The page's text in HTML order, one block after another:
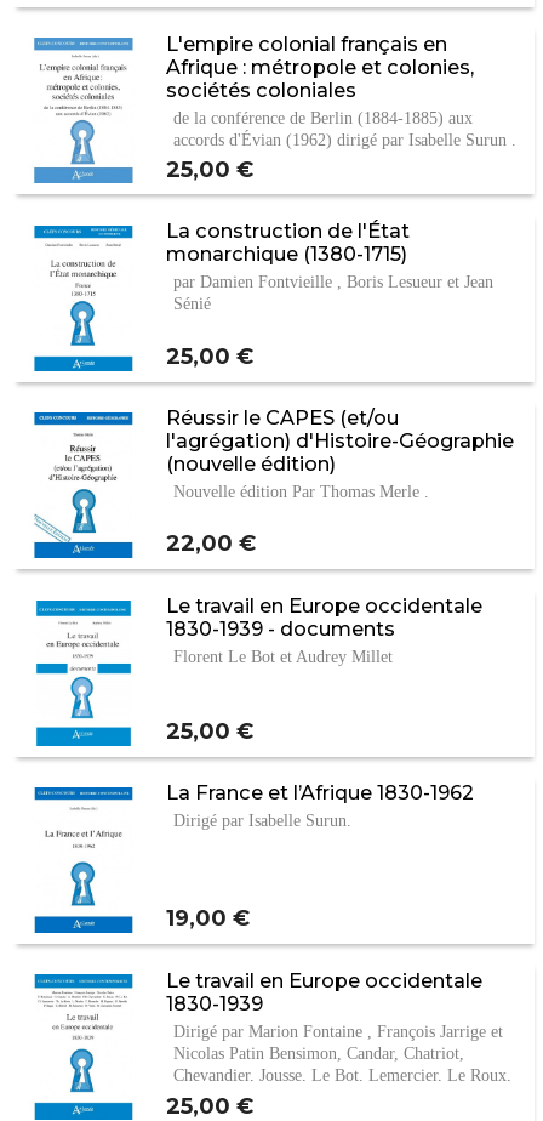
L'empire colonial français en
Afrique : métropole et colonies,
sociétés coloniales
de la conférence de Berlin (1884-1885) aux
accords d'Évian (1962) dirigé par Isabelle Surun .
Prix
25,00 €
La construction de l'État
monarchique (1380-1715)
par Damien Fontvieille , Boris Lesueur et Jean
Sénié
Prix
25,00 €
Réussir le CAPES (et/ou
l'agrégation) d'Histoire-Géographie
(nouvelle édition)
Nouvelle édition Par Thomas Merle .
Prix
22,00 €
Le travail en Europe occidentale
1830-1939 - documents
Florent Le Bot et Audrey Millet
Prix
25,00 €
La France et l’Afrique 1830-1962
Dirigé par Isabelle Surun.
Prix
19,00 €
Le travail en Europe occidentale
1830-1939
Dirigé par Marion Fontaine , François Jarrige et
Nicolas Patin Bensimon, Candar, Chatriot,
Chevandier, Jousse, Le Bot, Lemercier, Le Roux,
…
Prix
25,00 €